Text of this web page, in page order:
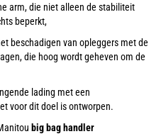
arm, die niet alleen de stabiliteit
beperkt,
beschadigen van opleggers met de
die hoog wordt geheven om de
lading met een
voor dit doel is ontworpen.
big bag handler